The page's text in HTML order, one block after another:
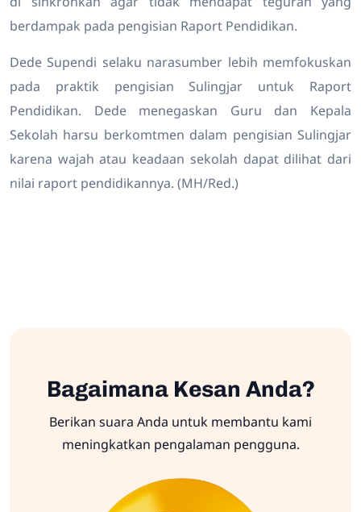
berdampak pada pengisian Raport Pendidikan.
Dede Supendi selaku narasumber lebih memfokuskan
pada praktik pengisian Sulingjar untuk Raport
Pendidikan. Dede menegaskan Guru dan Kepala
Sekolah harsu berkomtmen dalam pengisian Sulingjar
karena wajah atau keadaan sekolah dapat dilihat dari
nilai raport pendidikannya. (MH/Red.)
Bagaimana Kesan Anda?
Berikan suara Anda untuk membantu kami
meningkatkan pengalaman pengguna.